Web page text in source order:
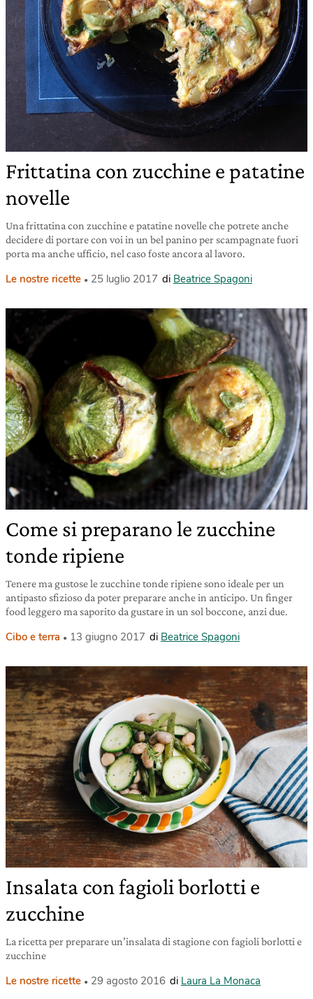
Frittatina con zucchine e patatine
novelle
Una frittatina con zucchine e patatine novelle che potrete anche
decidere di portare con voi in un bel panino per scampagnate fuori
porta ma anche ufficio, nel caso foste ancora al lavoro.
Le nostre ricette 25 luglio 2017 di Beatrice Spagoni
Come si preparano le zucchine
tonde ripiene
Tenere ma gustose le zucchine tonde ripiene sono ideale per un
antipasto sfizioso da poter preparare anche in anticipo. Un finger
food leggero ma saporito da gustare in un sol boccone, anzi due.
Cibo e terra 13 giugno 2017 di Beatrice Spagoni
Insalata con fagioli borlotti e
zucchine
La ricetta per preparare un’insalata di stagione con fagioli borlotti e
zucchine
Le nostre ricette 29 agosto 2016 di Laura La Monaca